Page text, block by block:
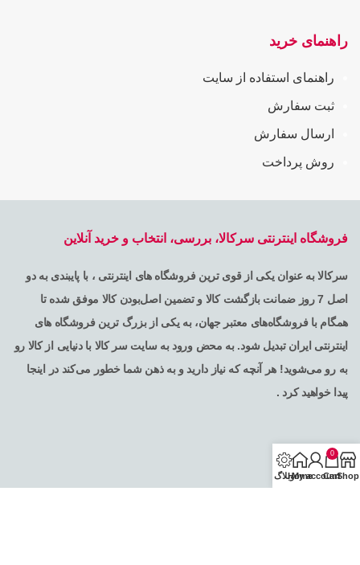
راهنمای خرید
راهنمای استفاده از سایت
ثبت سفارش
ارسال سفارش
روش پرداخت
فروشگاه اینترنتی سرکالا، بررسی، انتخاب و خرید آنلاین
سرکالا به عنوان یکی از قوی ترین فروشگاه های اینترنتی ، با پایبندی به دو
اصل 7 روز ضمانت بازگشت کالا و تضمین اصل‌بودن کالا موفق شده تا
همگام با فروشگاه‌های معتبر جهان، به یکی از بزرگ ترین فروشگاه های
اینترنتی ایران تبدیل شود. به محض ورود به سایت سر کالا با دنیایی از کالا رو
به رو می‌شوید! هر آنچه که نیاز دارید و به ذهن شما خطور می‌کند در اینجا
پیدا خواهید کرد .
Shop
0
Cart
My account
Homeوبلاگ